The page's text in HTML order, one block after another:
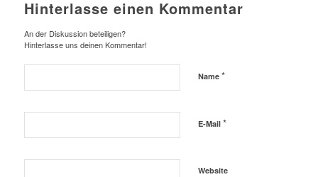
Hinterlasse einen Kommentar
An der Diskussion beteiligen?
Hinterlasse uns deinen Kommentar!
Name *
E-Mail *
Website